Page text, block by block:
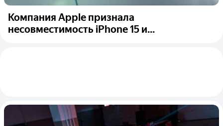
Компания Apple признала
несовместимость iPhone 15 и...